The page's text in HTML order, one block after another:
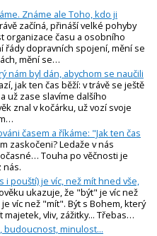
Známe ale Toho, kdo ji
začíná, přináší velké pohyby
organizace času a osobního
řády dopravních spojení, mění se
mění se…
nám byl dán, abychom se naučili
jak ten čas běží: v trávě se ještě
už zase slavíme dalšího
znal v kočárku, už vozí svoje
časem a říkáme: "Jak ten čas
zaskočeni? Ledaže v nás
Touha po věčnosti je
nás.
i pouští) je víc, než mít hned vše,
ukazuje, že "být" je víc než
víc než "mít". Být s Bohem, který
majetek, vliv, zážitky... Třebas…
budoucnost, minulost...